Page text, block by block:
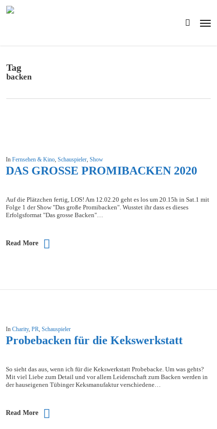
search
Tag
backen
InFernsehen & Kino,Schauspieler,Show
DAS GROSSE PROMIBACKEN 2020
Auf die Plätzchen fertig, LOS! Am 12.02.20 geht es los um 20.15h in Sat.1 mit
Folge 1 der Show "Das große Promibacken". Wusstet ihr dass es dieses
Erfolgsformat "Das grosse Backen"…
Read More
InCharity,PR,Schauspieler
Probebacken für die Kekswerkstatt
So sieht das aus, wenn ich für die Kekswerkstatt Probebacke. Um was gehts?
Mit viel Liebe zum Detail und vor allem Leidenschaft zum Backen werden in
der hauseigenen Tübinger Keksmanufaktur verschiedene…
Read More